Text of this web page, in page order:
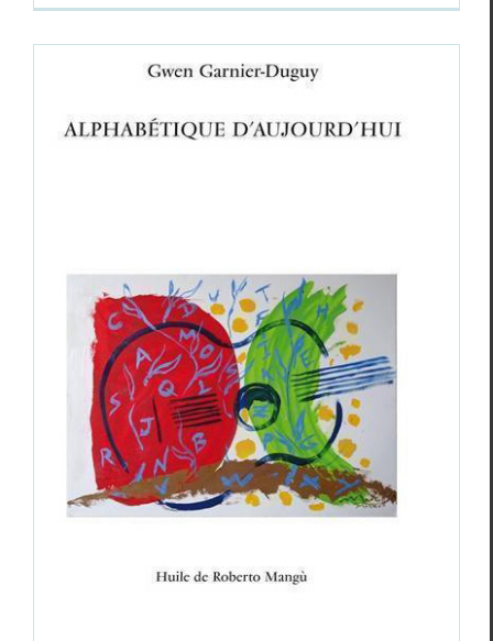
Gwen Garnier-Duguy,Alphabétique
d’aujourd’hui
Gwen Garnie-Duguy